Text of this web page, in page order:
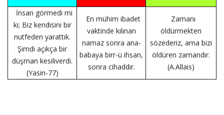
İnsan görmedi mi
ki; Biz kendisini bir
nutfeden yarattık.
Şimdi açıkça bir
düşman kesiliverdi.
(Yasin-77)
En mühim ibadet
vaktinde kılınan
namaz sonra ana-
babaya birr-ü ihsan,
sonra cihaddır.
Zamanı
öldürmekten
sözederiz, ama bizi
öldüren zamandır.
(A.Allais)